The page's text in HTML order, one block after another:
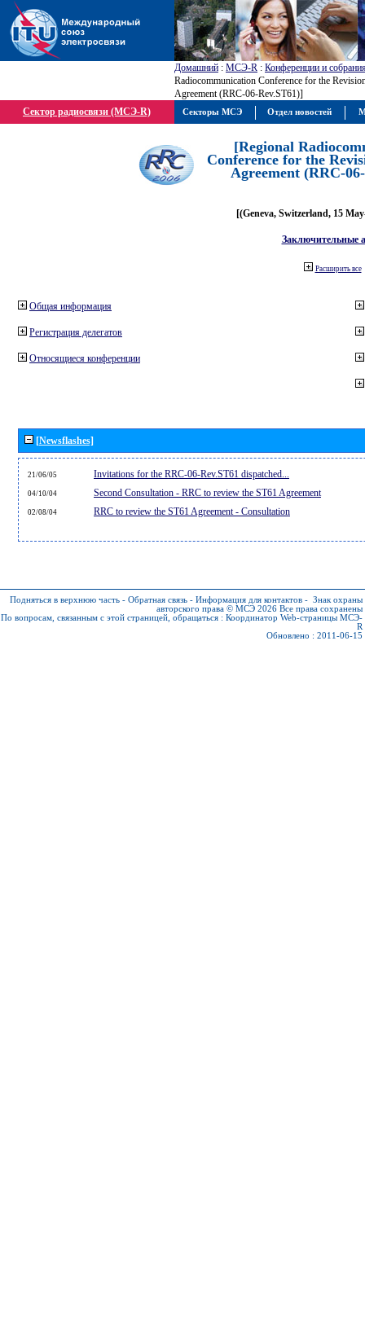
Домашний : МСЭ-R : Конференции и
Radiocommunication Conference for the
Agreement (RRC-06-Rev.ST61)]
Сектор радиосвязи (МСЭ-R)
[Regional
Conference for the
Agreement (RRC-
[(Geneva, Switzerland, 15
Заключительные
Расширить все
Общая информация
Регистрация делегатов
Относящиеся конференции
[Newsflashes]
21/06/05 Invitations for the RRC-06-Rev.ST61 dispatched...
04/10/04 Second Consultation - RRC to review the ST61 Agreement
02/08/04 RRC to review the ST61 Agreement - Consultation
Подняться в верхнюю часть - Обратная связь - Информация для контактов - Знак охраны
авторского права © МСЭ 2026 Все права сохранены
По вопросам, связанным с этой страницей, обращаться : Координатор Web-страницы МСЭ-
R
Обновлено : 2011-06-15
Секторы МСЭ Отдел новостей